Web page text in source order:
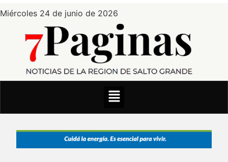
Miércoles 24 de junio de 2026